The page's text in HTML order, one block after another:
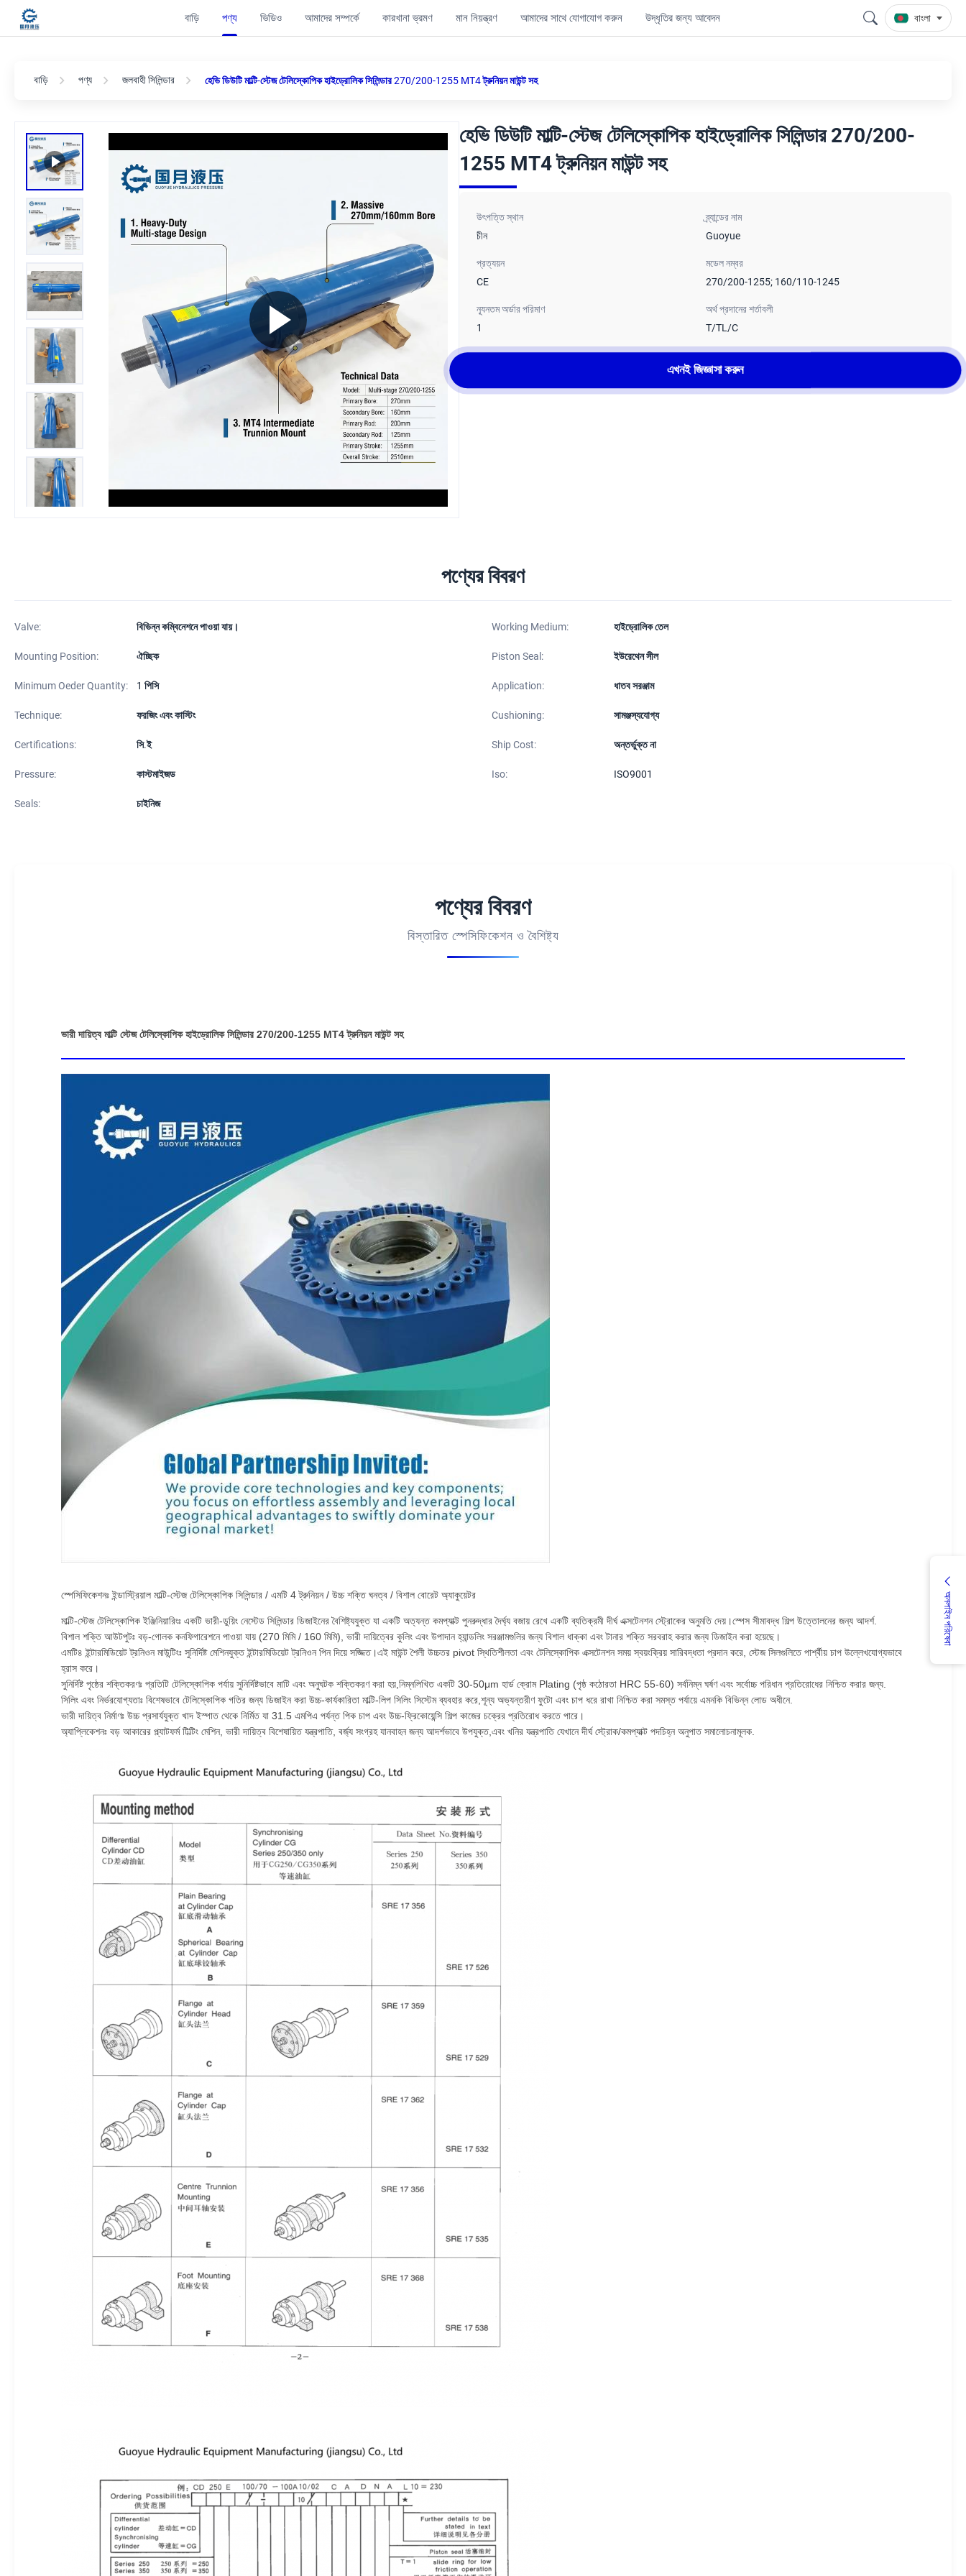
বাড়ি পণ্য ভিডিও আমাদের সম্পর্কে কারখানা ভ্রমণ মান নিয়ন্ত্রণ আমাদের সাথে যোগাযোগ করুন উদ্ধৃতির জন্য আবেদন বাংলা
অনলাইন পরিষেবা
বাড়ি পণ্য জলবাহী সিলিন্ডার হেভি ডিউটি ​​মাল্টি-স্টেজ টেলিস্কোপিক হাইড্রোলিক সিলিন্ডার 270/200-1255 MT4 ট্রুনিয়ন মাউন্ট সহ
হেভি ডিউটি ​​মাল্টি-স্টেজ টেলিস্কোপিক হাইড্রোলিক সিলিন্ডার 270/200-
1255 MT4 ট্রুনিয়ন মাউন্ট সহ
উৎপত্তি স্থান
চীন
ব্র্যান্ডের নাম
Guoyue
প্রত্যয়ন
CE
মডেল নম্বর
270/200-1255; 160/110-1245
ন্যূনতম অর্ডার পরিমাণ
1
অর্থ প্রদানের শর্তাবলী
T/TL/C
এখনই জিজ্ঞাসা করুন
পণ্যের বিবরণ
Valve: বিভিন্ন কম্বিনেশনে পাওয়া যায়। Working Medium: হাইড্রোলিক তেল
Mounting Position: ঐচ্ছিক Piston Seal: ইউরেথেন সীল
Minimum Oeder Quantity: 1 পিসি Application: ধাতব সরঞ্জাম
Technique: ফরজিং এবং কাস্টিং Cushioning: সামঞ্জস্যযোগ্য
Certifications: সি.ই Ship Cost: অন্তর্ভুক্ত না
Pressure: কাস্টমাইজড Iso: ISO9001
Seals: চাইনিজ
পণ্যের বিবরণ
বিস্তারিত স্পেসিফিকেশন ও বৈশিষ্ট্য
ভারী দায়িত্ব মাল্টি স্টেজ টেলিস্কোপিক হাইড্রোলিক সিলিন্ডার 270/200-1255 MT4 ট্রুনিয়ন মাউন্ট সহ
স্পেসিফিকেশনঃ ইন্ডাস্ট্রিয়াল মাল্টি-স্টেজ টেলিস্কোপিক সিলিন্ডার / এমটি 4 ট্রুনিয়ন / উচ্চ শক্তি ঘনত্ব / বিশাল বোরেট অ্যাকুয়েটর
মাল্টি-স্টেজ টেলিস্কোপিক ইঞ্জিনিয়ারিংঃ একটি ভারী-ডুয়িং নেস্টেড সিলিন্ডার ডিজাইনের বৈশিষ্ট্যযুক্ত যা একটি অত্যন্ত কমপ্যাক্ট পুনরুদ্ধার দৈর্ঘ্য বজায় রেখে একটি ব্যতিক্রমী দীর্ঘ এক্সটেনশন স্ট্রোকের অনুমতি দেয়।স্পেস সীমাবদ্ধ শিল্প উত্তোলনের জন্য আদর্শ.
বিশাল শক্তি আউটপুটঃ বড়-গোলক কনফিগারেশনে পাওয়া যায় (270 মিমি / 160 মিমি), ভারী দায়িত্বের কুলিং এবং উপাদান হ্যান্ডলিং সরঞ্জামগুলির জন্য বিশাল ধাক্কা এবং টানার শক্তি সরবরাহ করার জন্য ডিজাইন করা হয়েছে।
এমটি৪ ইন্টারমিডিয়েট ট্রনিওন মাউন্টিংঃ সুনির্দিষ্ট মেশিনযুক্ত ইন্টারমিডিয়েট ট্রনিওন পিন দিয়ে সজ্জিত।এই মাউন্ট শৈলী উচ্চতর pivot স্থিতিশীলতা এবং টেলিস্কোপিক এক্সটেনশন সময় স্বয়ংক্রিয় সারিবদ্ধতা প্রদান করে, স্টেজ সিলগুলিতে পার্শ্বীয় চাপ উল্লেখযোগ্যভাবে
হ্রাস করে।
সুনির্দিষ্ট পৃষ্ঠের শক্তিকরণঃ প্রতিটি টেলিস্কোপিক পর্যায় সুনির্দিষ্টভাবে মাটি এবং অনুঘটক শক্তিকরণ করা হয়,নিম্নলিখিত একটি 30-50μm হার্ড ক্রোম Plating (পৃষ্ঠ কঠোরতা HRC 55-60) সর্বনিম্ন ঘর্ষণ এবং সর্বোচ্চ পরিধান প্রতিরোধের নিশ্চিত করার জন্য.
সিলিং এবং নির্ভরযোগ্যতাঃ বিশেষভাবে টেলিস্কোপিক গতির জন্য ডিজাইন করা উচ্চ-কার্যকারিতা মাল্টি-লিপ সিলিং সিস্টেম ব্যবহার করে,শূন্য অভ্যন্তরীণ ফুটো এবং চাপ ধরে রাখা নিশ্চিত করা সমস্ত পর্যায়ে এমনকি বিভিন্ন লোড অধীনে.
ভারী দায়িত্ব নির্মাণঃ উচ্চ প্রসার্যযুক্ত খাদ ইস্পাত থেকে নির্মিত যা 31.5 এমপিএ পর্যন্ত পিক চাপ এবং উচ্চ-ফ্রিকোয়েন্সি শিল্প কাজের চক্রের প্রতিরোধ করতে পারে।
অ্যাপ্লিকেশনঃ বড় আকারের প্ল্যাটফর্ম টিল্টিং মেশিন, ভারী দায়িত্ব বিশেষায়িত যন্ত্রপাতি, বর্জ্য সংগ্রহ যানবাহন জন্য আদর্শভাবে উপযুক্ত,এবং খনির যন্ত্রপাতি যেখানে দীর্ঘ স্ট্রোক/কমপ্যাক্ট পদচিহ্ন অনুপাত সমালোচনামূলক.